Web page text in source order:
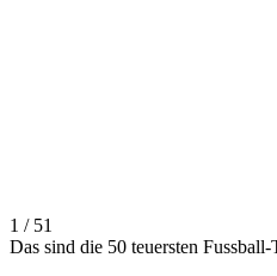
1 / 51
Das sind die 50 teuersten